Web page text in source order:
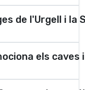
de l'Urgell i la
els